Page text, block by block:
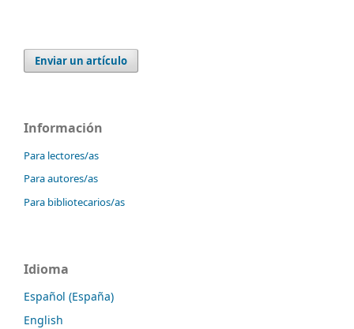
Enviar un artículo
Información
Para lectores/as
Para autores/as
Para bibliotecarios/as
Idioma
Español (España)
English